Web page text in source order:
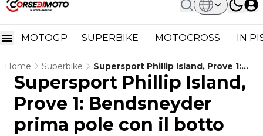
MOTOGP SUPERBIKE MOTOCROSS IN
Home Superbike
Supersport Phillip Island, Prove 1:
Bendsneyder Prima Pole Con Il
Botto
Supersport Phillip Island,
Prove 1: Bendsneyder
prima pole con il botto